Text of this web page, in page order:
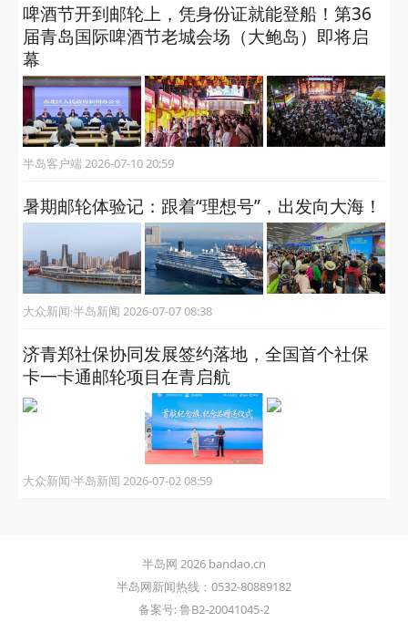
啤酒节开到邮轮上，凭身份证就能登船！​第36
届青岛国际啤酒节老城会场（大鲍岛）即将启
幕
半岛客户端 2026-07-10 20:59
暑期邮轮体验记：跟着“理想号”，出发向大海！
大众新闻·半岛新闻 2026-07-07 08:38
济青郑社保协同发展签约落地，全国首个社保
卡一卡通邮轮项目在青启航
大众新闻·半岛新闻 2026-07-02 08:59
半岛网 2026 bandao.cn
半岛网新闻热线：0532-80889182
备案号: 鲁B2-20041045-2